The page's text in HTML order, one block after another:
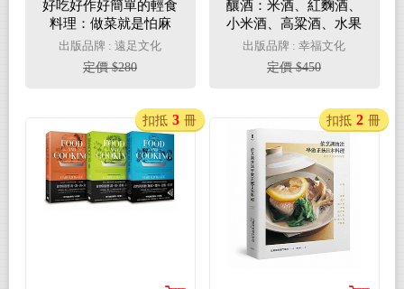
好吃好作好簡單的輕食
料理：做菜就是怕麻
煩！百萬冊熱銷食譜作
家教你
出版品牌 : 遠足文化
定價 $280
釀酒：米酒、紅麴酒、
小米酒、高粱酒、水果
酒、蔬菜酒，釀造酒基
礎篇
出版品牌 : 幸福文化
定價 $450
扣抵 3 冊 扣抵 2 冊